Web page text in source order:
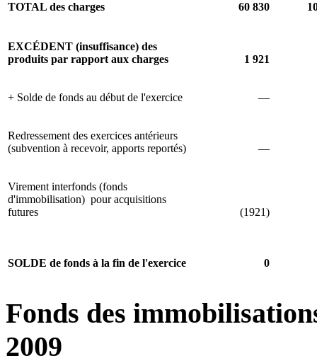
TOTAL des charges 60 830
EXCÉDENT (insuffisance) des
produits par rapport aux charges
1 921
+ Solde de fonds au début de l'exercice —
Redressement des exercices antérieurs
(subvention à recevoir, apports reportés)
—
Virement interfonds (fonds
d'immobilisation) pour acquisitions
futures
(1921)
SOLDE de fonds à la fin de l'exercice 0
Fonds des
2009